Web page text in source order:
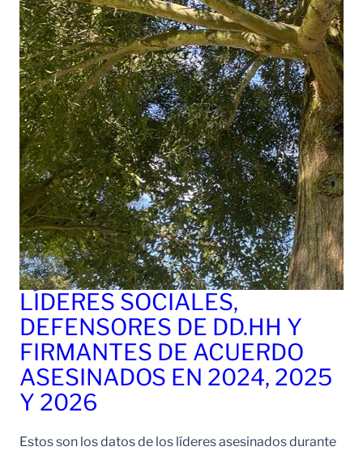
LÍDERES SOCIALES,
DEFENSORES DE DD.HH Y
FIRMANTES DE ACUERDO
ASESINADOS EN 2024, 2025
Y 2026
Estos son los datos de los líderes asesinados durante